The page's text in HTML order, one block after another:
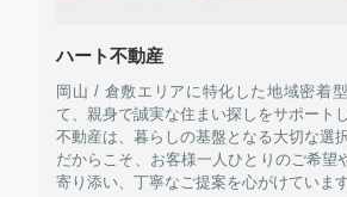
ハート不動産
岡山 / 倉敷エリアに特化した地域密着
て、親身で誠実な住まい探しをサポート
不動産は、暮らしの基盤となる大切な選択
だからこそ、お客様一人ひとりのご希望
寄り添い、丁寧なご提案を心がけています